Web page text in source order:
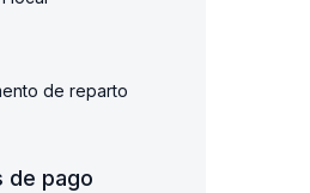
de reparto
de pago